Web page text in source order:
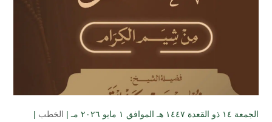
الجمعة ۱٤ ذو القعدة ۱٤٤۷ هـ الموافق ۱ مايو ۲۰۲٦ مـ | الخطب |